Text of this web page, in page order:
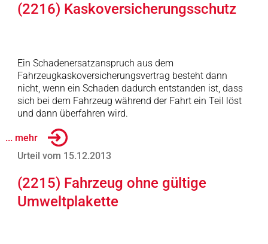
(2216) Kaskoversicherungsschutz
Ein Schadenersatzanspruch aus dem
Fahrzeugkaskoversicherungsvertrag besteht dann
nicht, wenn ein Schaden dadurch entstanden ist, dass
sich bei dem Fahrzeug während der Fahrt ein Teil löst
und dann überfahren wird.
... mehr
Urteil vom 15.12.2013
(2215) Fahrzeug ohne gültige
Umweltplakette